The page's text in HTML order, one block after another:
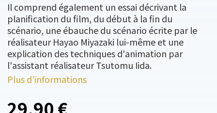
Il comprend également un essai décrivant la
planification du film, du début à la fin du
scénario, une ébauche du scénario écrite par le
réalisateur Hayao Miyazaki lui-même et une
explication des techniques d'animation par
l'assistant réalisateur Tsutomu Iida.
Plus d'informations
29,90 €